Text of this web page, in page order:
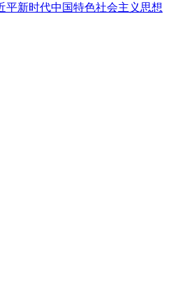
平新时代中国特色社会主义思想